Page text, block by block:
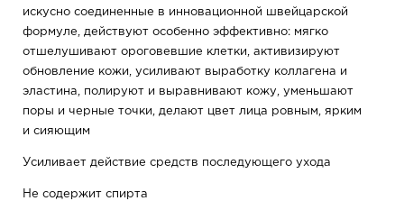
искусно соединенные в инновационной швейцарской
формуле, действуют особенно эффективно: мягко
отшелушивают ороговевшие клетки, активизируют
обновление кожи, усиливают выработку коллагена и
эластина, полируют и выравнивают кожу, уменьшают
поры и черные точки, делают цвет лица ровным, ярким
и сияющим
Усиливает действие средств последующего ухода
Не содержит спирта